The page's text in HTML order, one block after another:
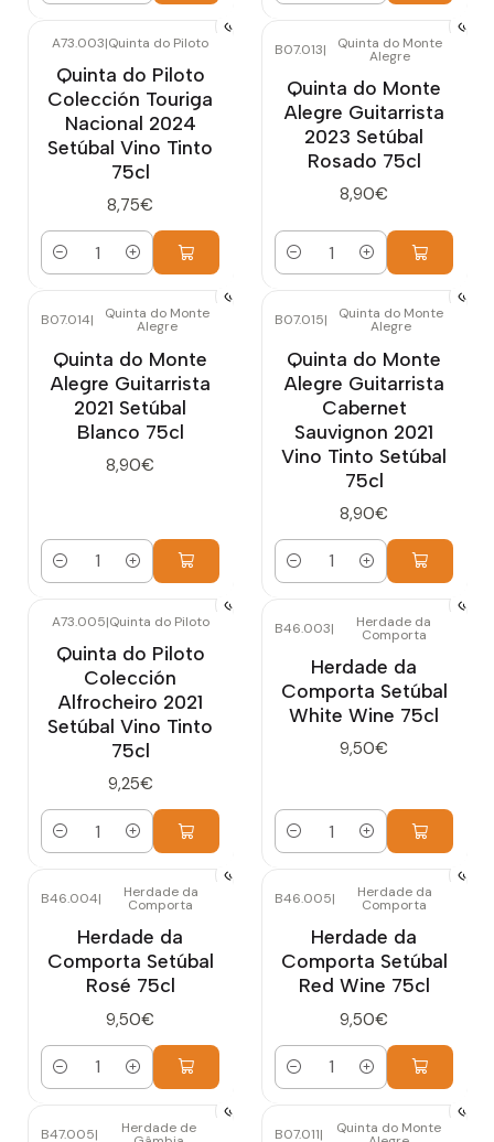
A73.003|Quinta do Piloto
Quinta do Piloto
Colección Touriga
Nacional 2024
Setúbal Vino Tinto
75cl
8,75€
Cantidad
B07.013| Quinta do Monte
Alegre
Quinta do Monte
Alegre Guitarrista
2023 Setúbal
Rosado 75cl
8,90€
Cantidad
B07.014| Quinta do Monte
Alegre
Quinta do Monte
Alegre Guitarrista
2021 Setúbal
Blanco 75cl
8,90€
Cantidad
B07.015| Quinta do Monte
Alegre
Quinta do Monte
Alegre Guitarrista
Cabernet
Sauvignon 2021
Vino Tinto Setúbal
75cl
8,90€
Cantidad
A73.005|Quinta do Piloto
Quinta do Piloto
Colección
Alfrocheiro 2021
Setúbal Vino Tinto
75cl
9,25€
Cantidad
B46.003| Herdade da
Comporta
Herdade da
Comporta Setúbal
White Wine 75cl
9,50€
Cantidad
B46.004| Herdade da
Comporta
Herdade da
Comporta Setúbal
Rosé 75cl
9,50€
Cantidad
B46.005| Herdade da
Comporta
Herdade da
Comporta Setúbal
Red Wine 75cl
9,50€
Cantidad
B47.005| Herdade de B07.011| Quinta do Monte